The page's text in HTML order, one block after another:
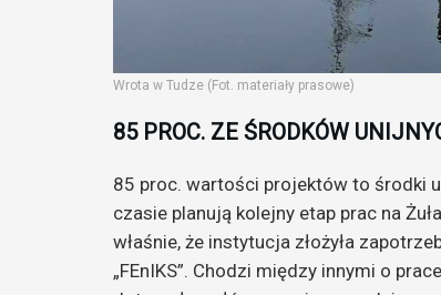
Wrota w Tudze (Fot. materiały prasowe)
85 PROC. ZE ŚRODKÓW
85 proc. wartości projektów to środki
czasie planują kolejny etap prac na
właśnie, że instytucja złożyła
„FEnIKS”. Chodzi między innymi o